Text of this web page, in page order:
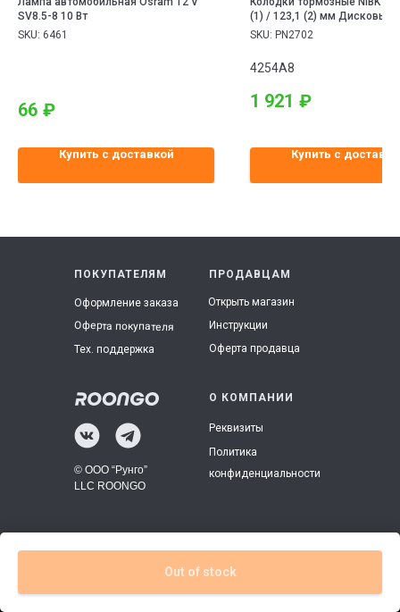
Out of stock
SV8.5-8 10 Вт
SKU: 6461
66 ₽
Купить с доставкой
(1) / 123,1 (2) мм Дисковые
Органические
SKU: PN2702
4254A8
1 921 ₽
Купить с
ПРОДАВЦАМ
Оферта продавца
Инструкции
Открыть магазин
ПОКУПАТЕЛЯМ
Тех. поддержка
Оферта покупателя
Оформление заказа
О КОМПАНИИ
Политика
конфиденциальности
Реквизиты
© ООО “Рунго”
LLC ROONGO
Tilda